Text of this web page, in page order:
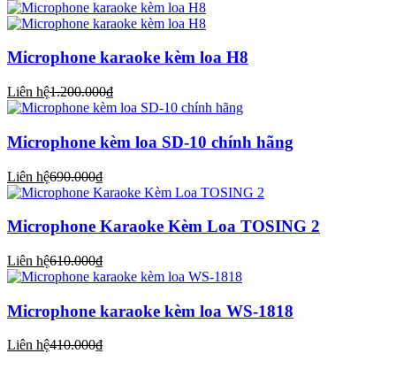
Microphone karaoke kèm loa H8
Liên hệ1.200.000₫
Microphone kèm loa SD-10 chính hãng
Liên hệ690.000₫
Microphone Karaoke Kèm Loa TOSING 2
Liên hệ610.000₫
Microphone karaoke kèm loa WS-1818
Liên hệ410.000₫